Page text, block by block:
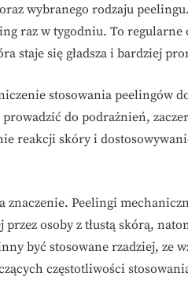
wybranego rodzaju
raz w tygodniu. To regularne
staje się gładsza i bardziej
stosowania peelingów
do podrażnień,
reakcji skóry i
znaczenie. Peelingi
osoby z tłustą skórą,
być stosowane rzadziej, ze
częstotliwości